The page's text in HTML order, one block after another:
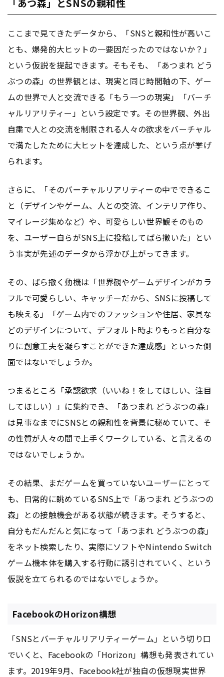
「あつ森」とSNSの親和性
ここまで見てきたデータから、「SNSと親和性が高いこ
とも、爆発的大ヒットの一要因だったのではないか？」
という仮説を提起できます。そもそも、「あつまれ どう
ぶつの森」の世界観とは、現実と同じ時間軸の下、ゲー
ムの世界で人と交流できる「もう一つの現実」「バーチ
ャルリアリティー」という設定です。その世界観、外出
自粛で人との交流を制限される人々の欲求をバーチャル
で満たしたために大ヒットを達成した、という点が挙げ
られます。
さらに、「そのバーチャルリアリティーの中でできるこ
と（デザインやゲーム、人との交流、インテリア作り、
マイレージ集めなど）や、可愛らしい世界観そのもの
を、ユーザー自らがSNS上に投稿してばら撒いた」とい
う事実が先述のデータから浮かび上がってきます。
その、ばら撒く動機は「世界観やゲームデザインがカラ
フルで可愛らしい、キャッチーだから、SNSに投稿して
も映える」「ゲーム内でのファッションや住居、家具な
どのデザインについて、デフォルト時よりもっと自分な
りに創意工夫を凝らすことができた達成感」といった側
面ではないでしょうか。
つまるところ「承認欲求（いいね！をしてほしい、注目
してほしい）」に集約でき、「あつまれ どうぶつの森」
は見事なまでにSNSとの親和性を背景に秘めていて、そ
の性質が人々の間で上手くワークしている、と言えるの
ではないでしょうか。
その結果、まだゲームを買っていないユーザーにとって
も、日常的に眺めているSNS上で「あつまれ どうぶつの
森」との接触機会がある状態が続きます。そうすると、
自分もだんだんと気になって「あつまれ どうぶつの森」
をネット検索したり、実際にソフトやNintendo Switch
ゲーム機本体を購入する行動に誘引されていく、という
仮説を立てられるのではないでしょうか。
FacebookのHorizon構想
「SNSとバーチャルリアリティーゲーム」という切り口
でいくと、Facebookの「Horizon」構想も発表されてい
ます。2019年9月、Facebook社が独自の仮想現実世界